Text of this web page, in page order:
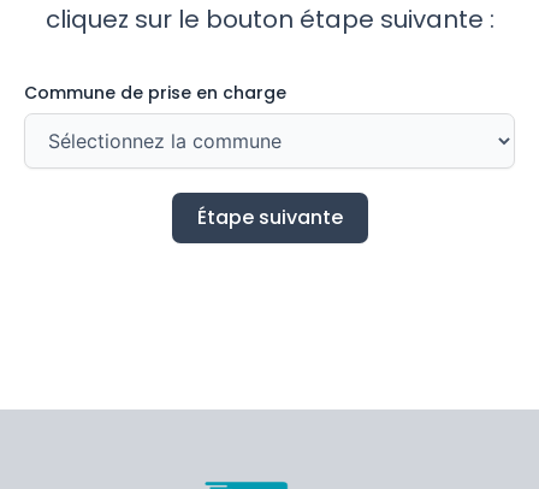
cliquez sur le bouton étape suivante :
Commune de prise en charge
Étape suivante